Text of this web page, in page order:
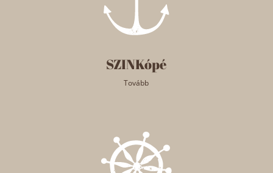
SZINKópé
Tovább